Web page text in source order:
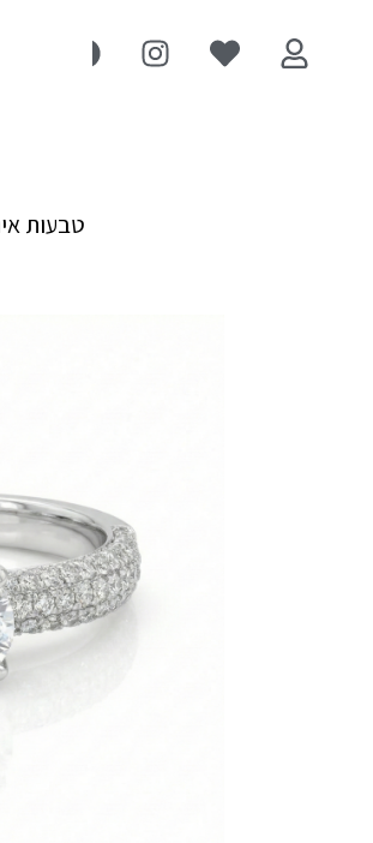
טבעות